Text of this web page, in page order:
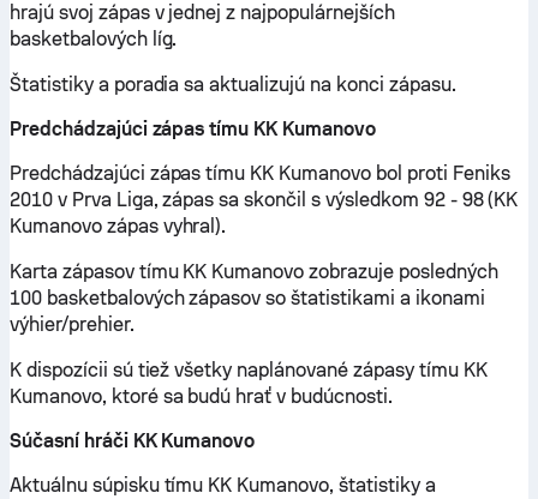
hrajú svoj zápas v jednej z najpopulárnejších
basketbalových líg.
Štatistiky a poradia sa aktualizujú na konci zápasu.
Predchádzajúci zápas tímu KK Kumanovo
Predchádzajúci zápas tímu KK Kumanovo bol proti Feniks
2010 v Prva Liga, zápas sa skončil s výsledkom 92 - 98 (KK
Kumanovo zápas vyhral).
Karta zápasov tímu KK Kumanovo zobrazuje posledných
100 basketbalových zápasov so štatistikami a ikonami
výhier/prehier.
K dispozícii sú tiež všetky naplánované zápasy tímu KK
Kumanovo, ktoré sa budú hrať v budúcnosti.
Súčasní hráči KK Kumanovo
Aktuálnu súpisku tímu KK Kumanovo, štatistiky a